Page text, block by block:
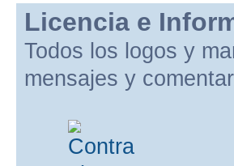
Licencia e
Todos los logos y
mensajes y